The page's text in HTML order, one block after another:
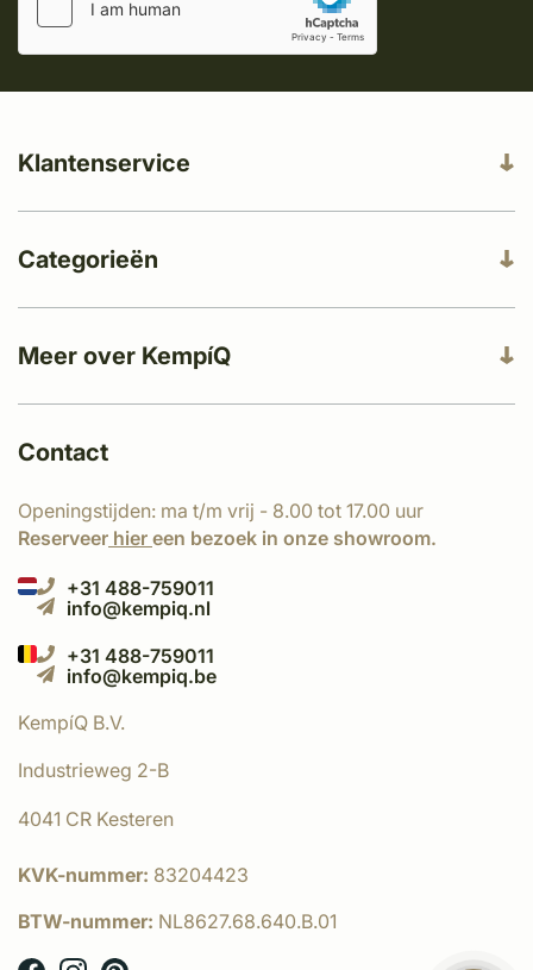
Meer over KempíQ
Klantenservice
Categorieën
Contact
Openingstijden: ma t/m vrij - 8.00 tot 17.00 uur
Reserveer hier een bezoek in onze showroom.
+31 488-759011
info@kempiq.nl
+31 488-759011
info@kempiq.be
KempíQ B.V.
Industrieweg 2-B
4041 CR Kesteren
KVK-nummer: 83204423
BTW-nummer: NL8627.68.640.B.01